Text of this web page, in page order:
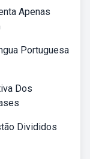
Apenas
Portuguesa
Dos
Divididos